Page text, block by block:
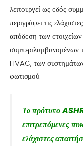
λειτουργεί ως οδός
περιγράφει τις
απόδοση των
συμπεριλαμβανομένων
HVAC, των
φωτισμού.
Το πρότυπο
επιτρεπόμενες
ελάχιστες